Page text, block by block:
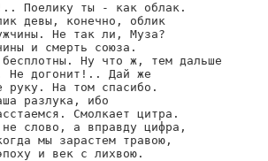
Поелику ты - как облак.
девы, конечно, облик
Не так ли, Муза?
и смерть союза.
Ну что ж, тем дальше
Не догонит!.. Дай же
руку. На том спасибо.
разлука, ибо
Смолкает цитра.
слово, а вправду цифра,
мы зарастем травою,
и век с лихвою.